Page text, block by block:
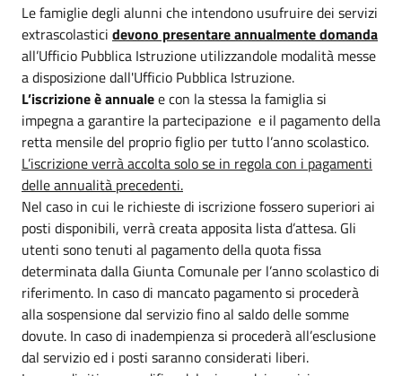
Le famiglie degli alunni che intendono usufruire dei servizi
extrascolastici devono presentare annualmente domanda
all’Ufficio Pubblica Istruzione utilizzandole modalità messe
a disposizione dall'Ufficio Pubblica Istruzione.
L’iscrizione è annualee con la stessa la famiglia si
impegna a garantire la partecipazione e il pagamento della
retta mensile del proprio figlio per tutto l’anno scolastico.
L’iscrizione verrà accolta solo se in regola con i pagamenti
delle annualità precedenti.
Nel caso in cui le richieste di iscrizione fossero superiori ai
posti disponibili, verrà creata apposita lista d’attesa. Gli
utenti sono tenuti al pagamento della quota fissa
determinata dalla Giunta Comunale per l’anno scolastico di
riferimento. In caso di mancato pagamento si procederà
alla sospensione dal servizio fino al saldo delle somme
dovute. In caso di inadempienza si procederà all’esclusione
dal servizio ed i posti saranno considerati liberi.